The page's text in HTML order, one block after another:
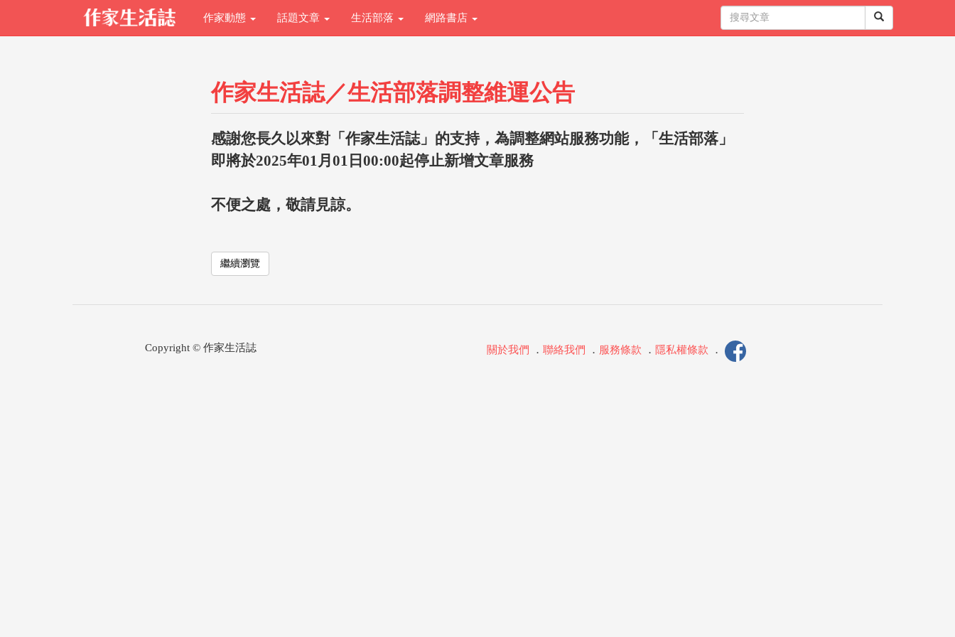
作家動態 話題文章 生活部落 網路書店
作家生活誌／生活部落調整維運公告
感謝您長久以來對「作家生活誌」的支持，為調整網站服務功能，「生活部落」
即將於2025年01月01日00:00起停止新增文章服務
不便之處，敬請見諒。
繼續瀏覽
Copyright © 作家生活誌 關於我們 ． 聯絡我們 ． 服務條款 ． 隱私權條款 ．